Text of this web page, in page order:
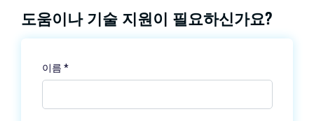
도움이나 기술 지원이 필요하신가요?